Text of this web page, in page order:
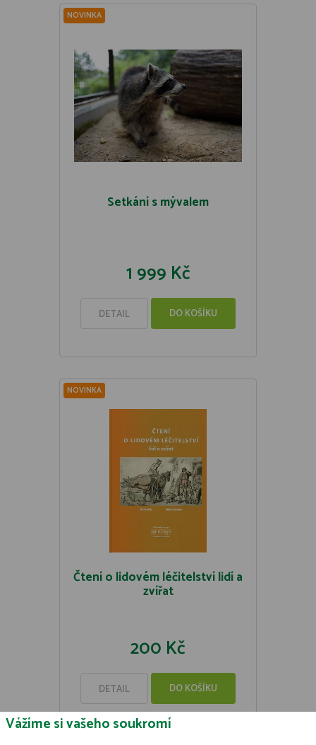
NOVINKA
Setkání s mývalem
1 999 Kč
DETAIL DO KOŠÍKU
NOVINKA
Čtení o lidovém léčitelství lidí a
zvířat
200 Kč
DETAIL DO KOŠÍKU
Vážíme si vašeho soukromí